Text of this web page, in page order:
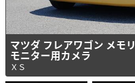
マツダ フレアワゴン メ
モニター用カメラ
ＸＳ